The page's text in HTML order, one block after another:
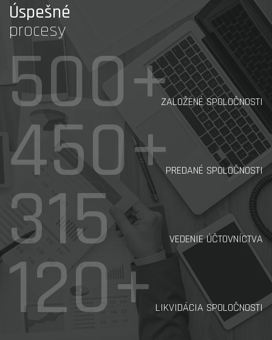
Úspešné
procesy
ZALOŽENÉ SPOLOČNOSTI
500+
PREDANÉ SPOLOČNOSTI
450+
VEDENIE ÚČTOVNÍCTVA
315
LIKVIDÁCIA SPOLOČNOSTI
120+